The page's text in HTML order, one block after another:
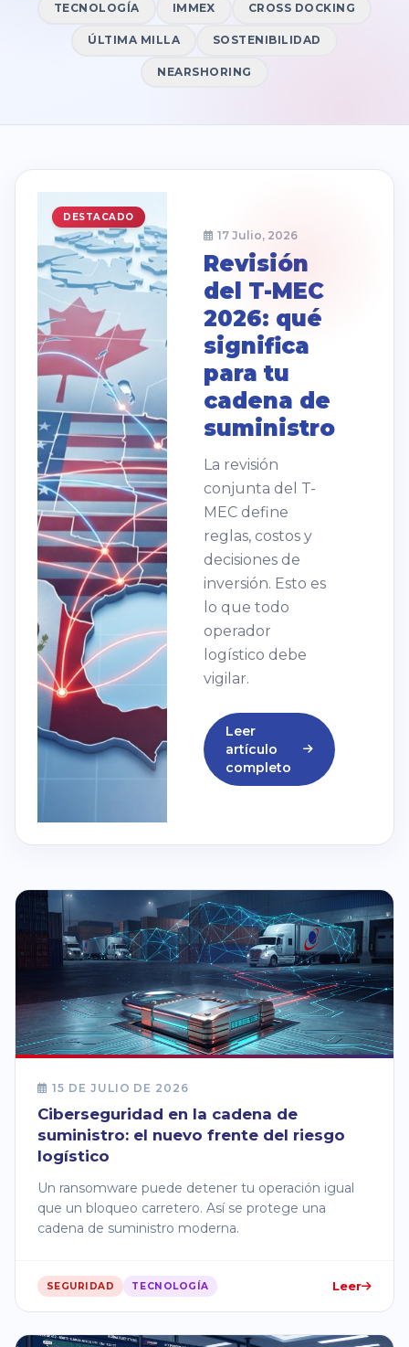
TECNOLOGÍA IMMEX CROSS DOCKING
ÚLTIMA MILLA SOSTENIBILIDAD
NEARSHORING
DESTACADO
17 Julio, 2026
Revisión
del T-MEC
2026: qué
significa
para tu
cadena de
suministro
La revisión
conjunta del T-
MEC define
reglas, costos y
decisiones de
inversión. Esto es
lo que todo
operador
logístico debe
vigilar.
Leer
artículo
completo
15 DE JULIO DE 2026
Ciberseguridad en la cadena de
suministro: el nuevo frente del riesgo
logístico
Un ransomware puede detener tu operación igual
que un bloqueo carretero. Así se protege una
cadena de suministro moderna.
SEGURIDAD TECNOLOGÍA Leer